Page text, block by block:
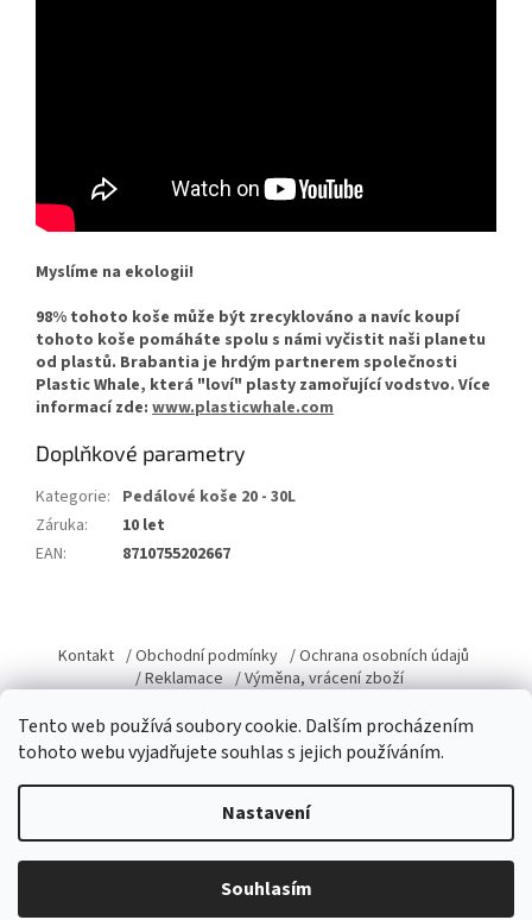
Tento web používá soubory cookie. Dalším procházením
tohoto webu vyjadřujete souhlas s jejich používáním.
Nastavení
Souhlasím
Myslíme na ekologii!
98% tohoto koše může být zrecyklováno a navíc koupí
tohoto koše pomáháte spolu s námi vyčistit naši planetu
od plastů. Brabantia je hrdým partnerem společnosti
Plastic Whale, která "loví" plasty zamořující vodstvo. Více
informací zde: www.plasticwhale.com
Doplňkové parametry
Kategorie: Pedálové koše 20 - 30L
Záruka:
10 let
EAN: 8710755202667
p
a
Kontakt / Obchodní podmínky / Ochrana osobních údajů
/ Reklamace / Výměna, vrácení zboží
Copyright 2026Domacky.cz. Všechna práva vyhrazena.Upravit
nastavení cookies